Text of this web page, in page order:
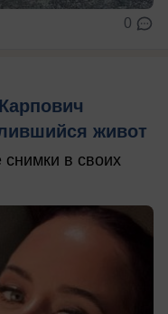
0
живот
в своих